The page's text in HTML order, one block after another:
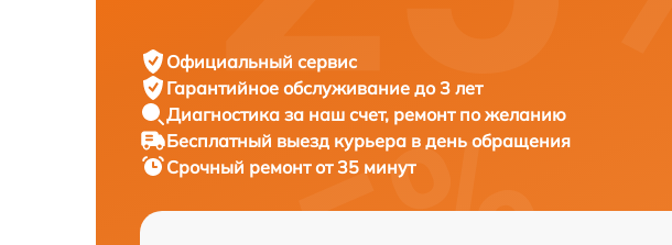
Официальный сервис
Гарантийное обслуживание до 3 лет
Диагностика за наш счет, ремонт по желанию
Бесплатный выезд курьера в день обращения
Срочный ремонтот 35 минут